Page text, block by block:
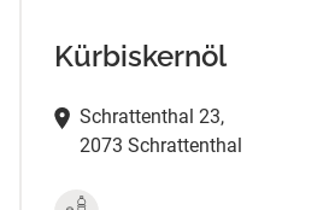
Kürbiskernöl
Schrattenthal 23,
2073 Schrattenthal